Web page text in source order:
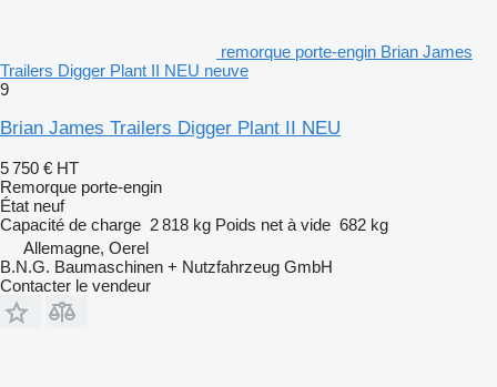
remorque porte-engin Brian James
Trailers Digger Plant II NEU neuve
9
Brian James Trailers Digger Plant II NEU
5 750 € HT
Remorque porte-engin
État neuf
Capacité de charge 2 818 kg Poids net à vide 682 kg
Allemagne, Oerel
B.N.G. Baumaschinen + Nutzfahrzeug GmbH
Contacter le vendeur